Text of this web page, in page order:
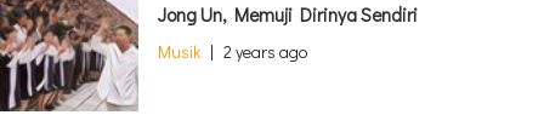
Jong Un, Memuji Dirinya Sendiri
Musik | 2 years ago